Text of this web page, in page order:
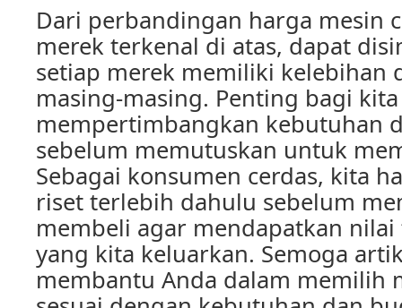
Dari perbandingan harga mesin
merek terkenal di atas, dapat
setiap merek memiliki kelebihan
masing-masing. Penting bagi
mempertimbangkan kebutuhan
sebelum memutuskan untuk
Sebagai konsumen cerdas, kita
riset terlebih dahulu sebelum
membeli agar mendapatkan
yang kita keluarkan. Semoga
membantu Anda dalam memilih